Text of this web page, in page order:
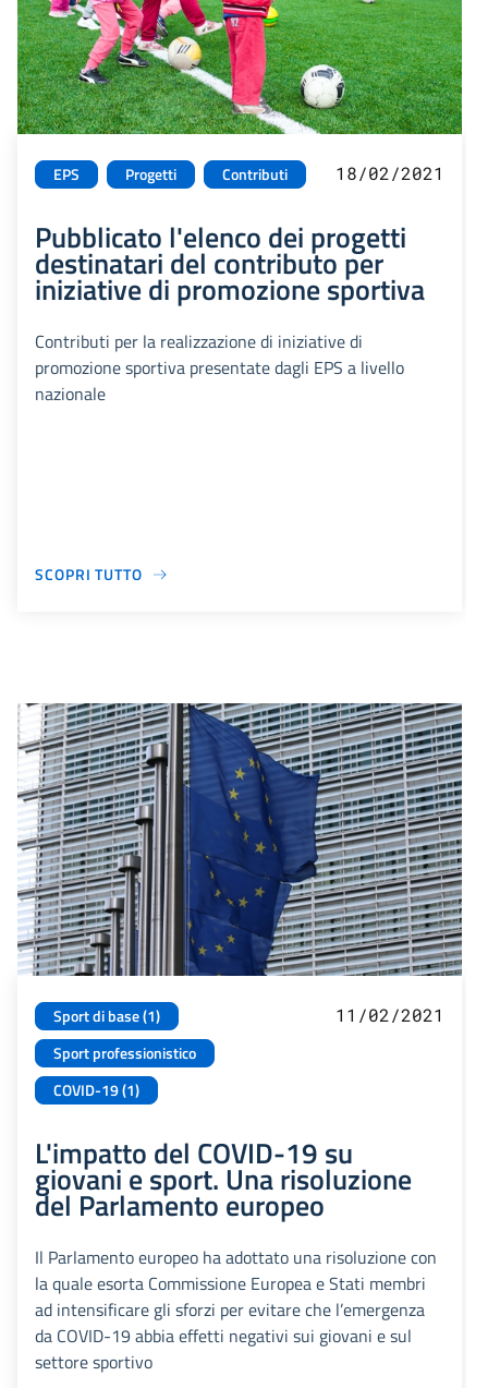
EPS Progetti Contributi 18/02/2021
Pubblicato l'elenco dei progetti
destinatari del contributo per
iniziative di promozione sportiva
Contributi per la realizzazione di iniziative di
promozione sportiva presentate dagli EPS a livello
nazionale
SCOPRI TUTTO
Sport di base (1)
Sport professionistico
COVID-19 (1)
11/02/2021
L'impatto del COVID-19 su
giovani e sport. Una risoluzione
del Parlamento europeo
Il Parlamento europeo ha adottato una risoluzione con
la quale esorta Commissione Europea e Stati membri
ad intensificare gli sforzi per evitare che l’emergenza
da COVID-19 abbia effetti negativi sui giovani e sul
settore sportivo